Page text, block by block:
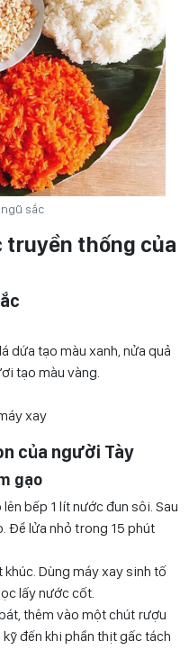
sắc
truyền thống của
dứa tạo màu xanh, nửa quả
tạo màu vàng.
xay
của người Tày
gạo
bếp 1 lít nước đun sôi. Sau
Để lửa nhỏ trong 15 phút
khúc. Dùng máy xay sinh tố
lấy nước cốt.
thêm vào một chút rượu
đến khi phần thịt gấc tách